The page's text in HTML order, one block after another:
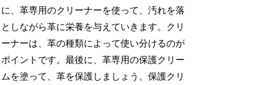
に、革専用のクリーナーを使って、汚れを落
としながら革に栄養を与えていきます。クリ
ーナーは、革の種類によって使い分けるのが
ポイントです。最後に、革専用の保護クリー
ムを塗って、革を保護しましょう。保護クリ